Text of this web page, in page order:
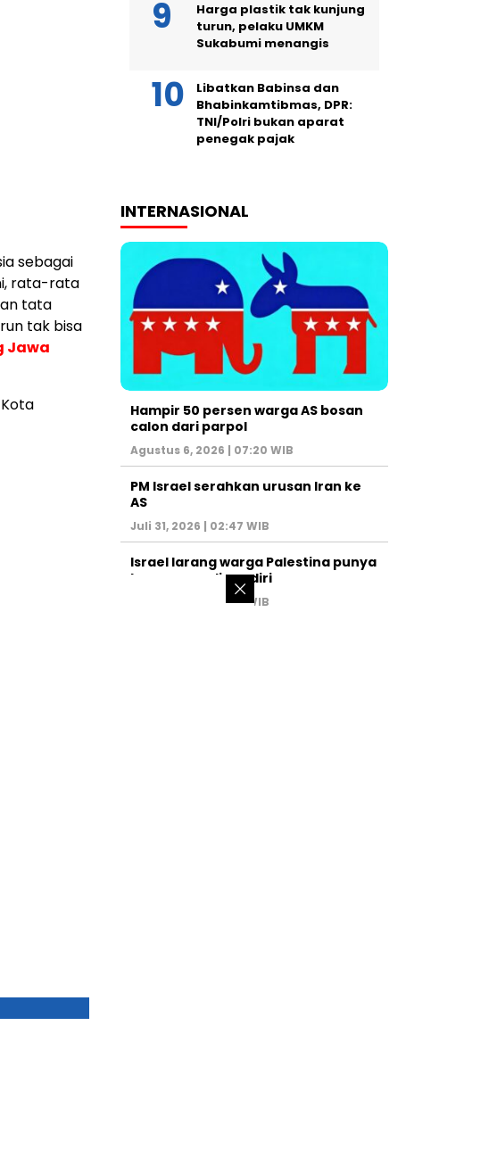
sebagai
rata-rata
tata
tak bisa
Jawa
Harga plastik tak kunjung
turun, pelaku UMKM
Sukabumi menangis
Libatkan Babinsa dan
Bhabinkamtibmas, DPR:
TNI/Polri bukan aparat
penegak pajak
INTERNASIONAL
Hampir 50 persen warga AS bosan
calon dari parpol
Agustus 6, 2026 | 07:20 WIB
PM Israel serahkan urusan Iran ke
AS
Juli 31, 2026 | 02:47 WIB
Israel larang warga Palestina punya
kamar mandi sendiri
Juli 22, 2026 | 14:50 WIB